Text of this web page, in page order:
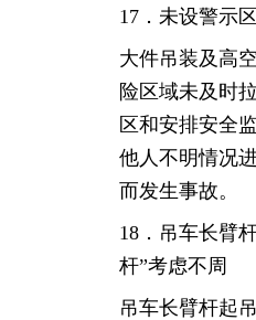
17．未设警示区
大件吊装及高
险区域未及时
区和安排安全
他人不明情况
而发生事故。
18．吊车长臂
杆”考虑不周
吊车长臂杆起